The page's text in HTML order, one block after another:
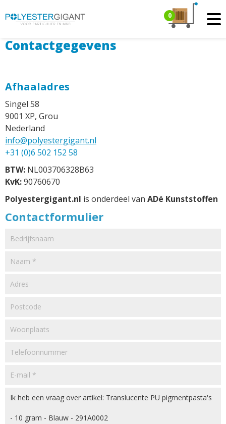
0
Contactgegevens
Afhaaladres
Singel 58
9001 XP, Grou
Nederland
info@polyestergigant.nl
+31 (0)6 502 152 58
BTW: NL003706328B63
KvK:90760670
Polyestergigant.nl is onderdeel van ADé Kunststoffen
Contactformulier